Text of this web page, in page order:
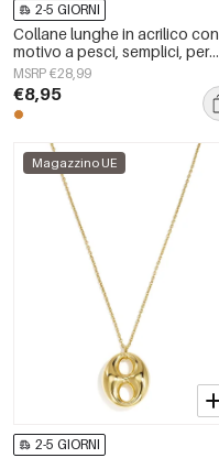
2-5 GIORNI
Collane lunghe in acrilico con
motivo a pesci, semplici, per
tutti i giorni, della serie Simple,
gioielli da donna.
MSRP €28,99
€8,95
Magazzino UE
2-5 GIORNI